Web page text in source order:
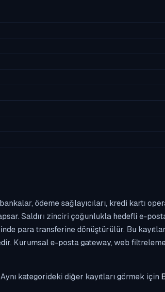
ödeme sağlayıcıları, kredi kartı
Saldırı zinciri çoğunlukla hedefli e-
para transferine dönüştürülür. Bu
Kurumsal e-posta gateway, web
Aynı kategorideki diğer kayıtları görmek için